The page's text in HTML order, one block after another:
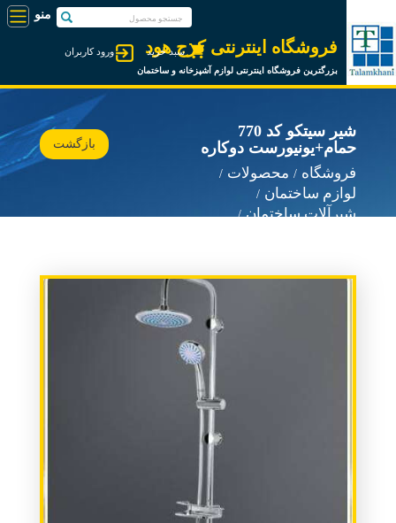
فروشگاه اینترنتی کرج هود
بزرگترین فروشگاه اینترنتی لوازم آشپزخانه و ساختمان
ورود کاربران سبد خرید
شیر سیتکو کد 770
حمام+یونیورست دوکاره
فروشگاه
محصولات
لوازم ساختمان
شیرآلات ساختمان
بازگشت